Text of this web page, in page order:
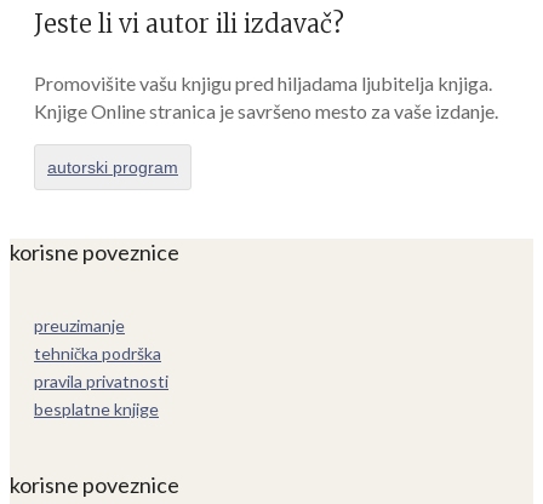
Jeste li vi autor ili izdavač?
Promovišite vašu knjigu pred hiljadama ljubitelja knjiga.
Knjige Online stranica je savršeno mesto za vaše izdanje.
autorski program
korisne poveznice
preuzimanje
tehnička podrška
pravila privatnosti
besplatne knjige
korisne poveznice